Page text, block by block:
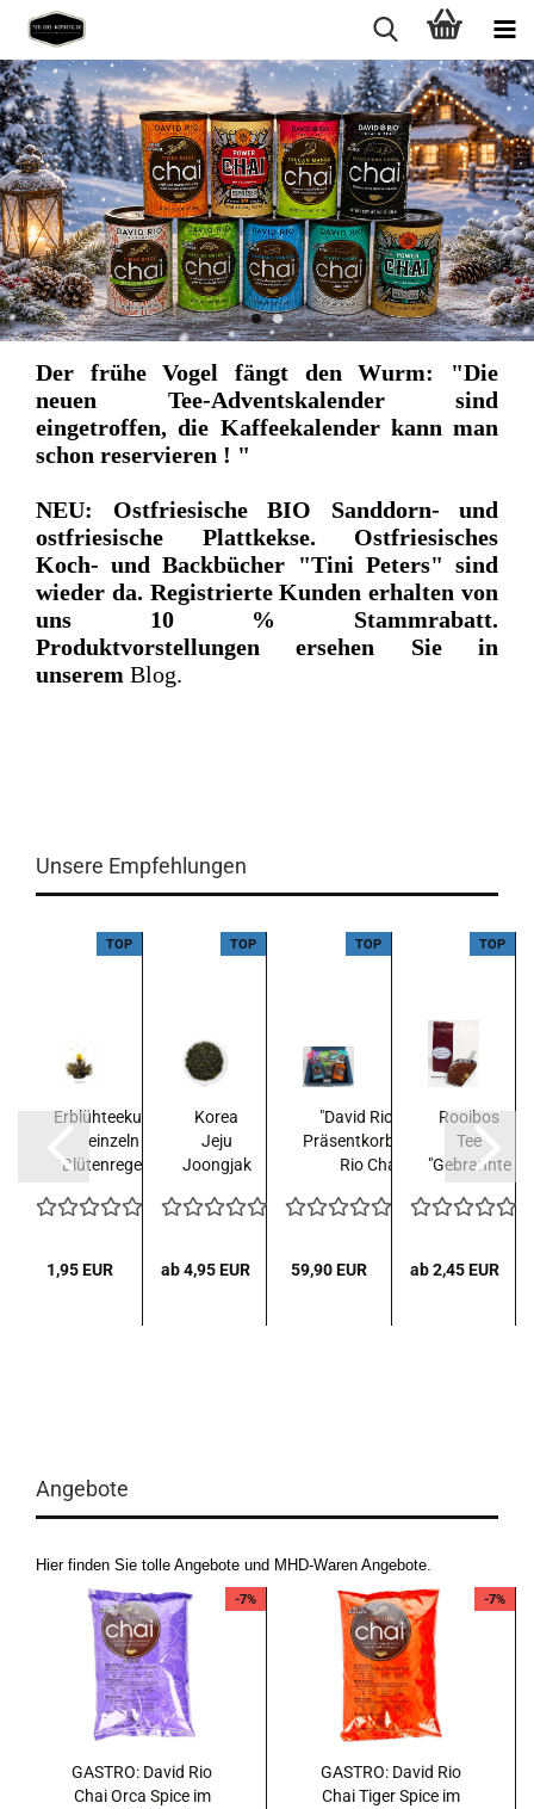
Der frühe Vogel fängt den Wurm: "Die
neuen Tee-Adventskalender sind
eingetroffen, die Kaffeekalender kann man
schon reservieren ! "
NEU: Ostfriesische BIO Sanddorn- und
ostfriesische Plattkekse. Ostfriesisches
Koch- und Backbücher "Tini Peters" sind
wieder da. Registrierte Kunden erhalten von
uns 10 % Stammrabatt.
Produktvorstellungen ersehen Sie in
unserem Blog.
Unsere Empfehlungen
TOP
Erblühteekugeln
einzeln
"Blütenregen"...
1,95 EUR
TOP
Korea
Jeju
Joongjak
Gwarang
Roasted...
ab 4,95 EUR
TOP
"David Rio Chai"
Präsentkorb**David
Rio Chai...
59,90 EUR
TOP
Rooibos
Tee
"Gebrannte
ab 2,45 EUR
Angebote
Hier finden Sie tolle Angebote und MHD-Waren Angebote.
-7%
GASTRO: David Rio
Chai Orca Spice im
-7%
GASTRO: David Rio
Chai Tiger Spice im